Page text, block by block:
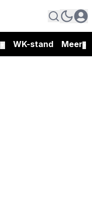
WK-stand Meer